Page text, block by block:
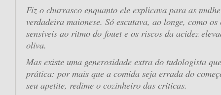
Fiz o churrasco enquanto ele explicava para as
verdadeira maionese. Só escutava, ao longe, como
sensíveis ao ritmo do fouete os riscos da acidez
oliva.
Mas existe uma generosidade extra do tudologista
prática: por mais que a comida seja errada do
seu apetite, redime o cozinheiro das críticas.